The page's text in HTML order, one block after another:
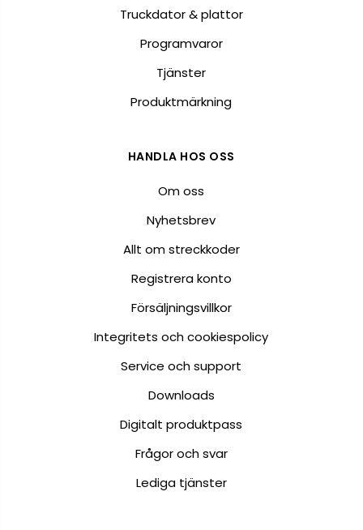
Truckdator & plattor
Programvaror
Tjänster
Produktmärkning
HANDLA HOS OSS
Om oss
Nyhetsbrev
Allt om streckkoder
Registrera konto
Försäljningsvillkor
Integritets och cookiespolicy
Service och support
Downloads
Digitalt produktpass
Frågor och svar
Lediga tjänster